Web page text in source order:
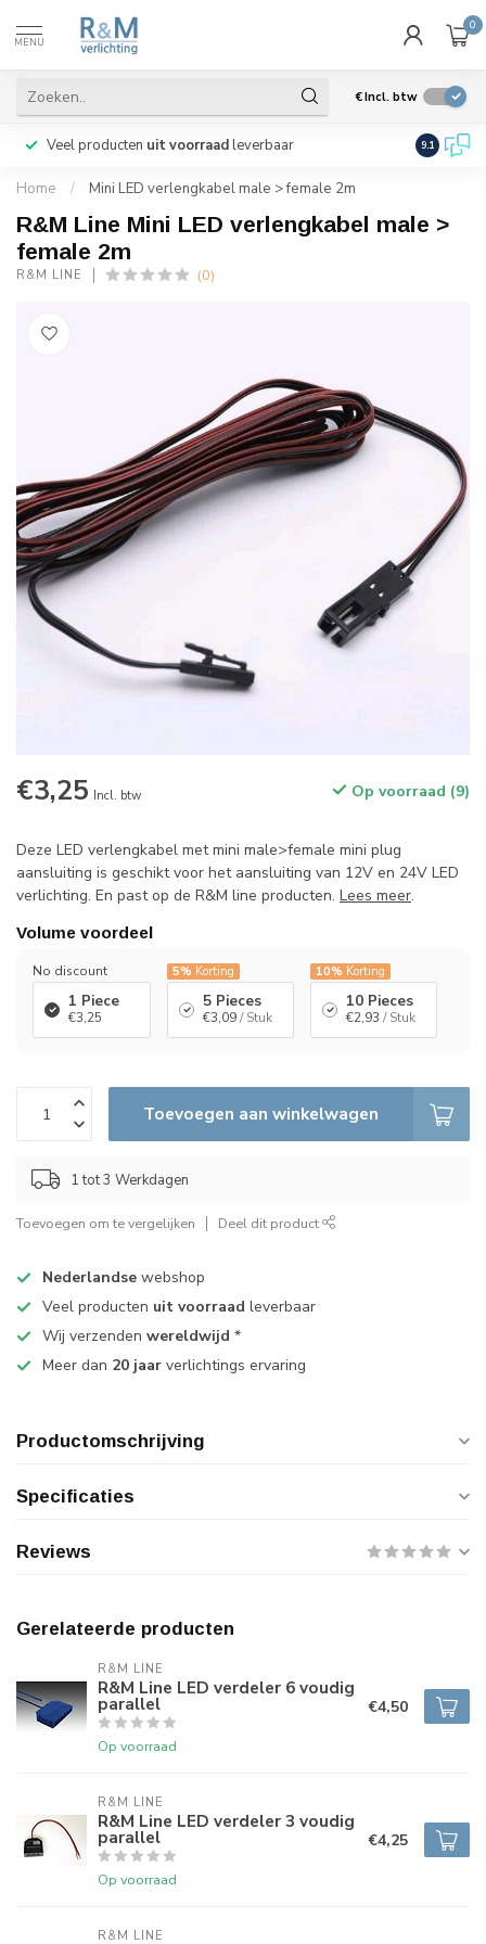
MENU
0
€Incl. btw
Veel producten uit voorraadleverbaar Wij
9.1
Home / Mini LED verlengkabel male > female 2m
R&M Line Mini LED verlengkabel male >
female 2m
R&M LINE (0)
€3,25 Incl. btw Op voorraad (9)
Deze LED verlengkabel met mini male>female mini plug
aansluiting is geschikt voor het aansluiting van 12V en 24V LED
verlichting. En past op de R&M line producten. Lees meer.
Volume voordeel
No discount
1 Piece
€3,25
5% Korting
5 Pieces
€3,09/ Stuk
10% Korting
10 Pieces
€2,93 / Stuk
Toevoegen aan winkelwagen
1 tot 3 Werkdagen
Toevoegen om te vergelijken Deel dit product
Nederlandse webshop
Veel producten uit voorraad leverbaar
Wij verzenden wereldwijd *
Meer dan 20 jaar verlichtings ervaring
Productomschrijving
Specificaties
Reviews
Gerelateerde producten
R&M LINE
R&M Line LED verdeler 6 voudig
parallel
Op voorraad
€4,50
R&M LINE
R&M Line LED verdeler 3 voudig
parallel
Op voorraad
€4,25
R&M LINE